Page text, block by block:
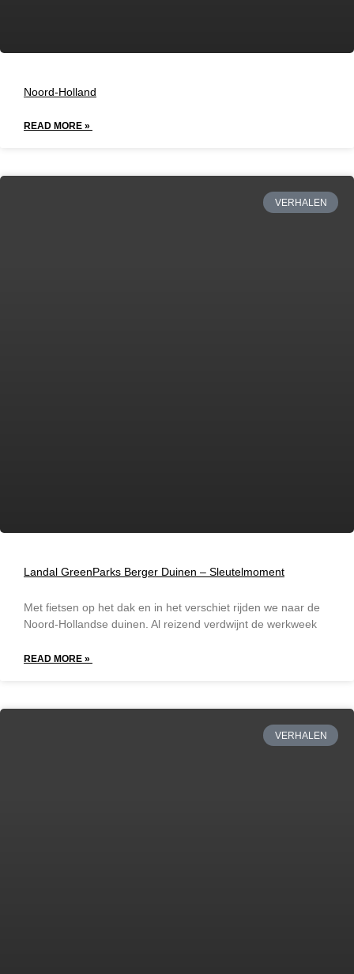
Noord-Holland
READ MORE »
VERHALEN
Landal GreenParks Berger Duinen – Sleutelmoment
Met fietsen op het dak en in het verschiet rijden we naar de
Noord-Hollandse duinen. Al reizend verdwijnt de werkweek
READ MORE »
VERHALEN